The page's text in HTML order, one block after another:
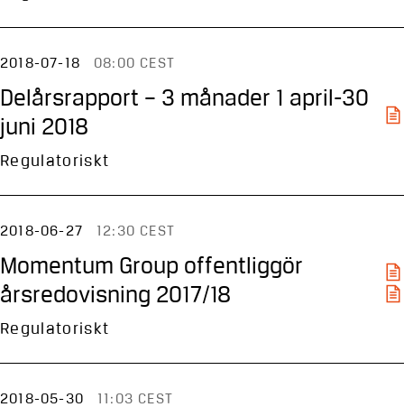
2018-07-18 08:00 CEST
Delårsrapport – 3 månader 1 april-30
juni 2018
Regulatoriskt
2018-06-27 12:30 CEST
Momentum Group offentliggör
årsredovisning 2017/18
Regulatoriskt
2018-05-30 11:03 CEST